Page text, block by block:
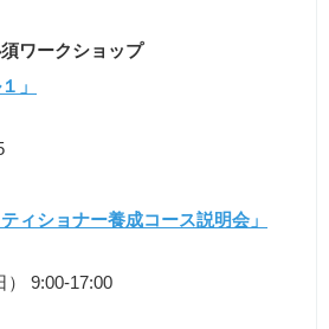
ワークショップ
」
ィショナー養成コース説明会」
） 9:00-17:00